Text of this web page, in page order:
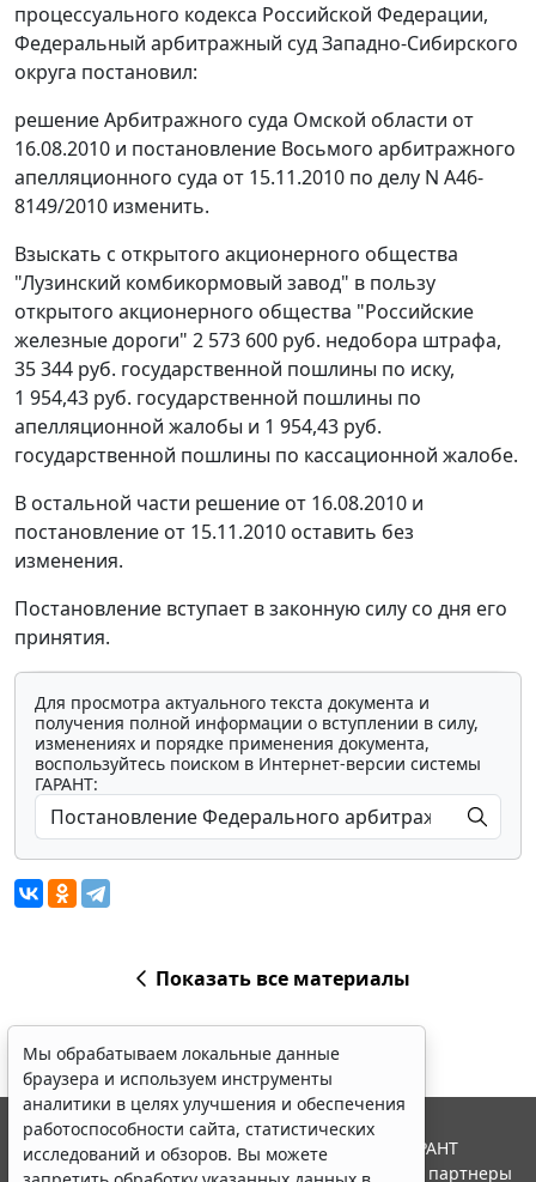
процессуального кодекса Российской Федерации,
Федеральный арбитражный суд Западно-Сибирского
округа постановил:
решение Арбитражного суда Омской области от
16.08.2010 и постановление Восьмого арбитражного
апелляционного суда от 15.11.2010 по делу N А46-
8149/2010 изменить.
Взыскать с открытого акционерного общества
"Лузинский комбикормовый завод" в пользу
открытого акционерного общества "Российские
железные дороги" 2 573 600 руб. недобора штрафа,
35 344 руб. государственной пошлины по иску,
1 954,43 руб. государственной пошлины по
апелляционной жалобы и 1 954,43 руб.
государственной пошлины по кассационной жалобе.
В остальной части решение от 16.08.2010 и
постановление от 15.11.2010 оставить без
изменения.
Постановление вступает в законную силу со дня его
принятия.
Для просмотра актуального текста документа и
получения полной информации о вступлении в силу,
изменениях и порядке применения документа,
воспользуйтесь поиском в Интернет-версии системы
ГАРАНТ:
Показать все материалы
Мы обрабатываем локальные данные
браузера и используем инструменты
аналитики в целях улучшения и обеспечения
работоспособности сайта, статистических
исследований и обзоров. Вы можете
© ООО "НПП "ГАРАНТ-СЕРВИС", 2026. Система ГАРАНТ
выпускается с 1990 года. Компания "Гарант" и ее партнеры